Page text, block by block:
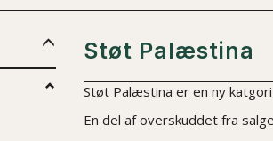
SKIFTE
FILTER
Støt Palæstina
Støt Palæstina er en ny
En del af overskuddet fra